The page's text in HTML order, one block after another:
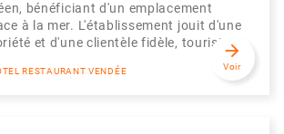
bénéficiant d'un emplacement
à la mer. L'établissement jouit d'une
et d'une clientèle fidèle, tourist...
RESTAURANT VENDÉE
arrow_forward
Voir